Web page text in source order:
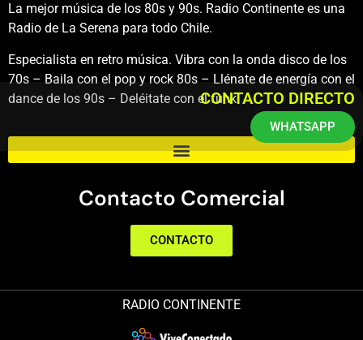
La mejor música de los 80s y 90s. Radio Continente es una
Radio de La Serena para todo Chile.
Especialista en retro música. Vibra con la onda disco de los
70s – Baila con el pop y rock 80s – Llénate de energía con el
dance de los 90s – Deléitate con el funk.
Contacto Comercial
CONTACTO
RADIO CONTINENTE
CONTACTO DIRECTO
WHATSAPP